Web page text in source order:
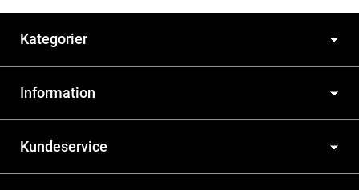
Kategorier
Information
Kundeservice